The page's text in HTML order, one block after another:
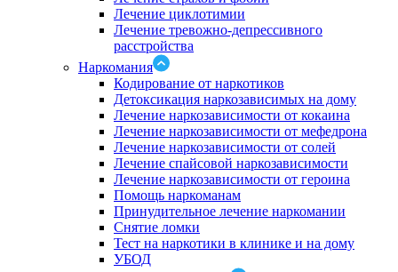
Лечение циклотимии
Лечение тревожно-депрессивного
расстройства
Наркомания
Кодирование от наркотиков
Детоксикация наркозависимых на дому
Лечение наркозависимости от кокаина
Лечение наркозависимости от мефедрона
Лечение наркозависимости от солей
Лечение спайсовой наркозависимости
Лечение наркозависимости от героина
Помощь наркоманам
Принудительное лечение наркомании
Снятие ломки
Тест на наркотики в клинике и на дому
УБОД